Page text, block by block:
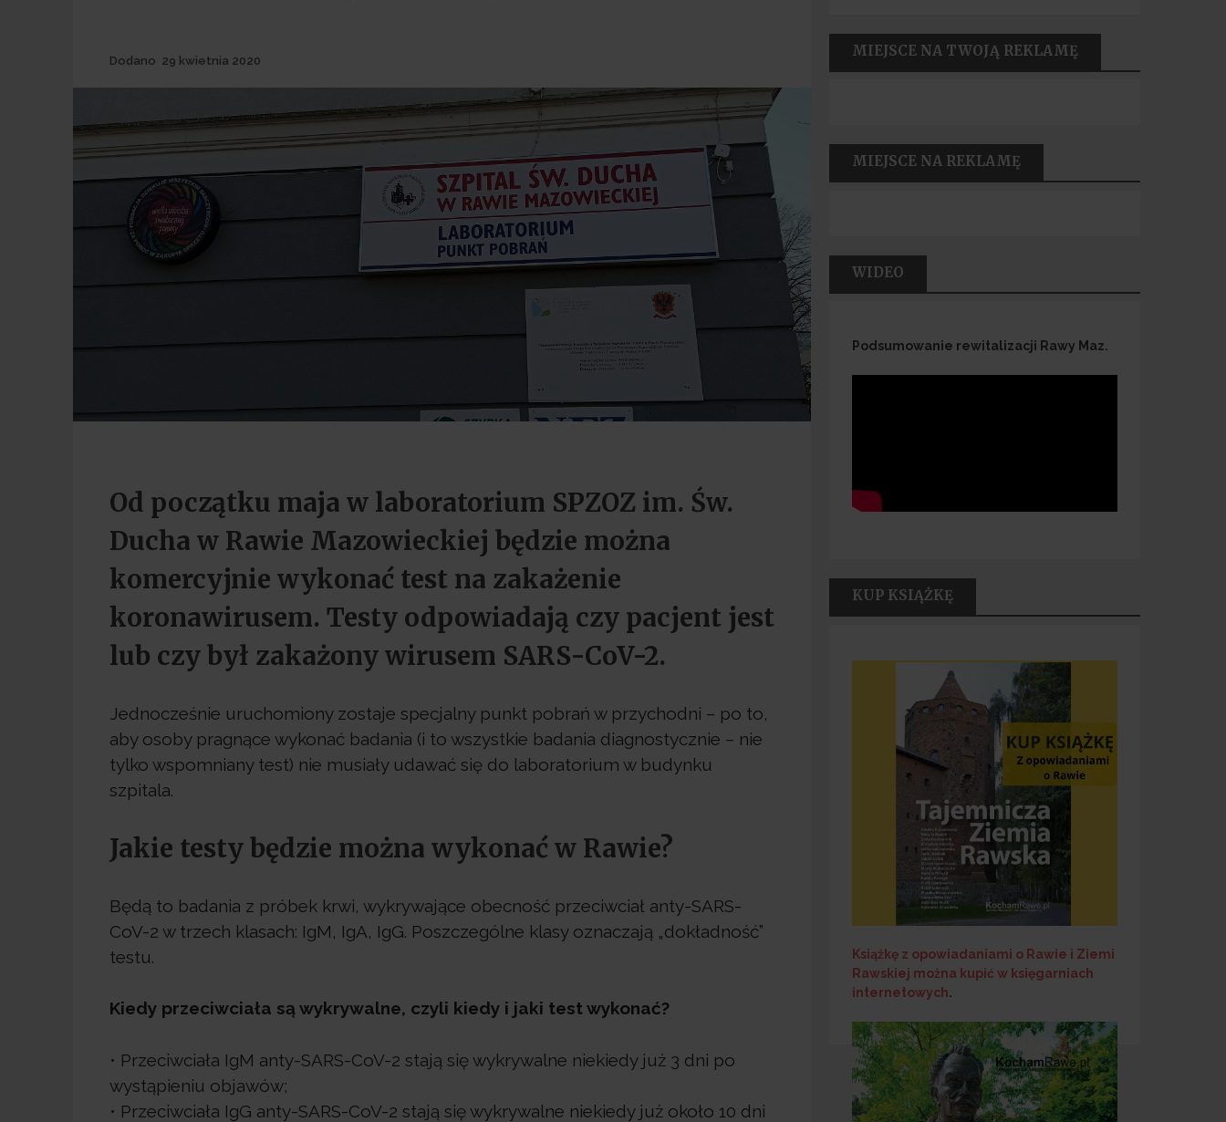
Dodano 29 kwietnia 2020
Od początku maja w laboratorium SPZOZ im. Św.
Ducha w Rawie Mazowieckiej będzie można
komercyjnie wykonać test na zakażenie
koronawirusem. Testy odpowiadają czy pacjent jest
lub czy był zakażony wirusem SARS-CoV-2.
Jednocześnie uruchomiony zostaje specjalny punkt pobrań w przychodni – po to,
aby osoby pragnące wykonać badania (i to wszystkie badania diagnostycznie – nie
tylko wspomniany test) nie musiały udawać się do laboratorium w budynku
szpitala.
Jakie testy będzie można wykonać w Rawie?
Będą to badania z próbek krwi, wykrywające obecność przeciwciał anty-SARS-
CoV-2 w trzech klasach: IgM, IgA, IgG. Poszczególne klasy oznaczają „dokładność”
testu.
Kiedy przeciwciała są wykrywalne, czyli kiedy i jaki test wykonać?
• Przeciwciała IgM anty-SARS-CoV-2 stają się wykrywalne niekiedy już 3 dni po
wystąpieniu objawów;
• Przeciwciała IgG anty-SARS-CoV-2 stają się wykrywalne niekiedy już około 10 dni
MIEJSCE NA TWOJĄ REKLAMĘ
MIEJSCE NA REKLAMĘ
WIDEO
Podsumowanie rewitalizacji Rawy Maz.
KUP KSIĄŻKĘ
Książkę z opowiadaniami o Rawie i Ziemi
Rawskiej można kupić w księgarniach
internetowych.